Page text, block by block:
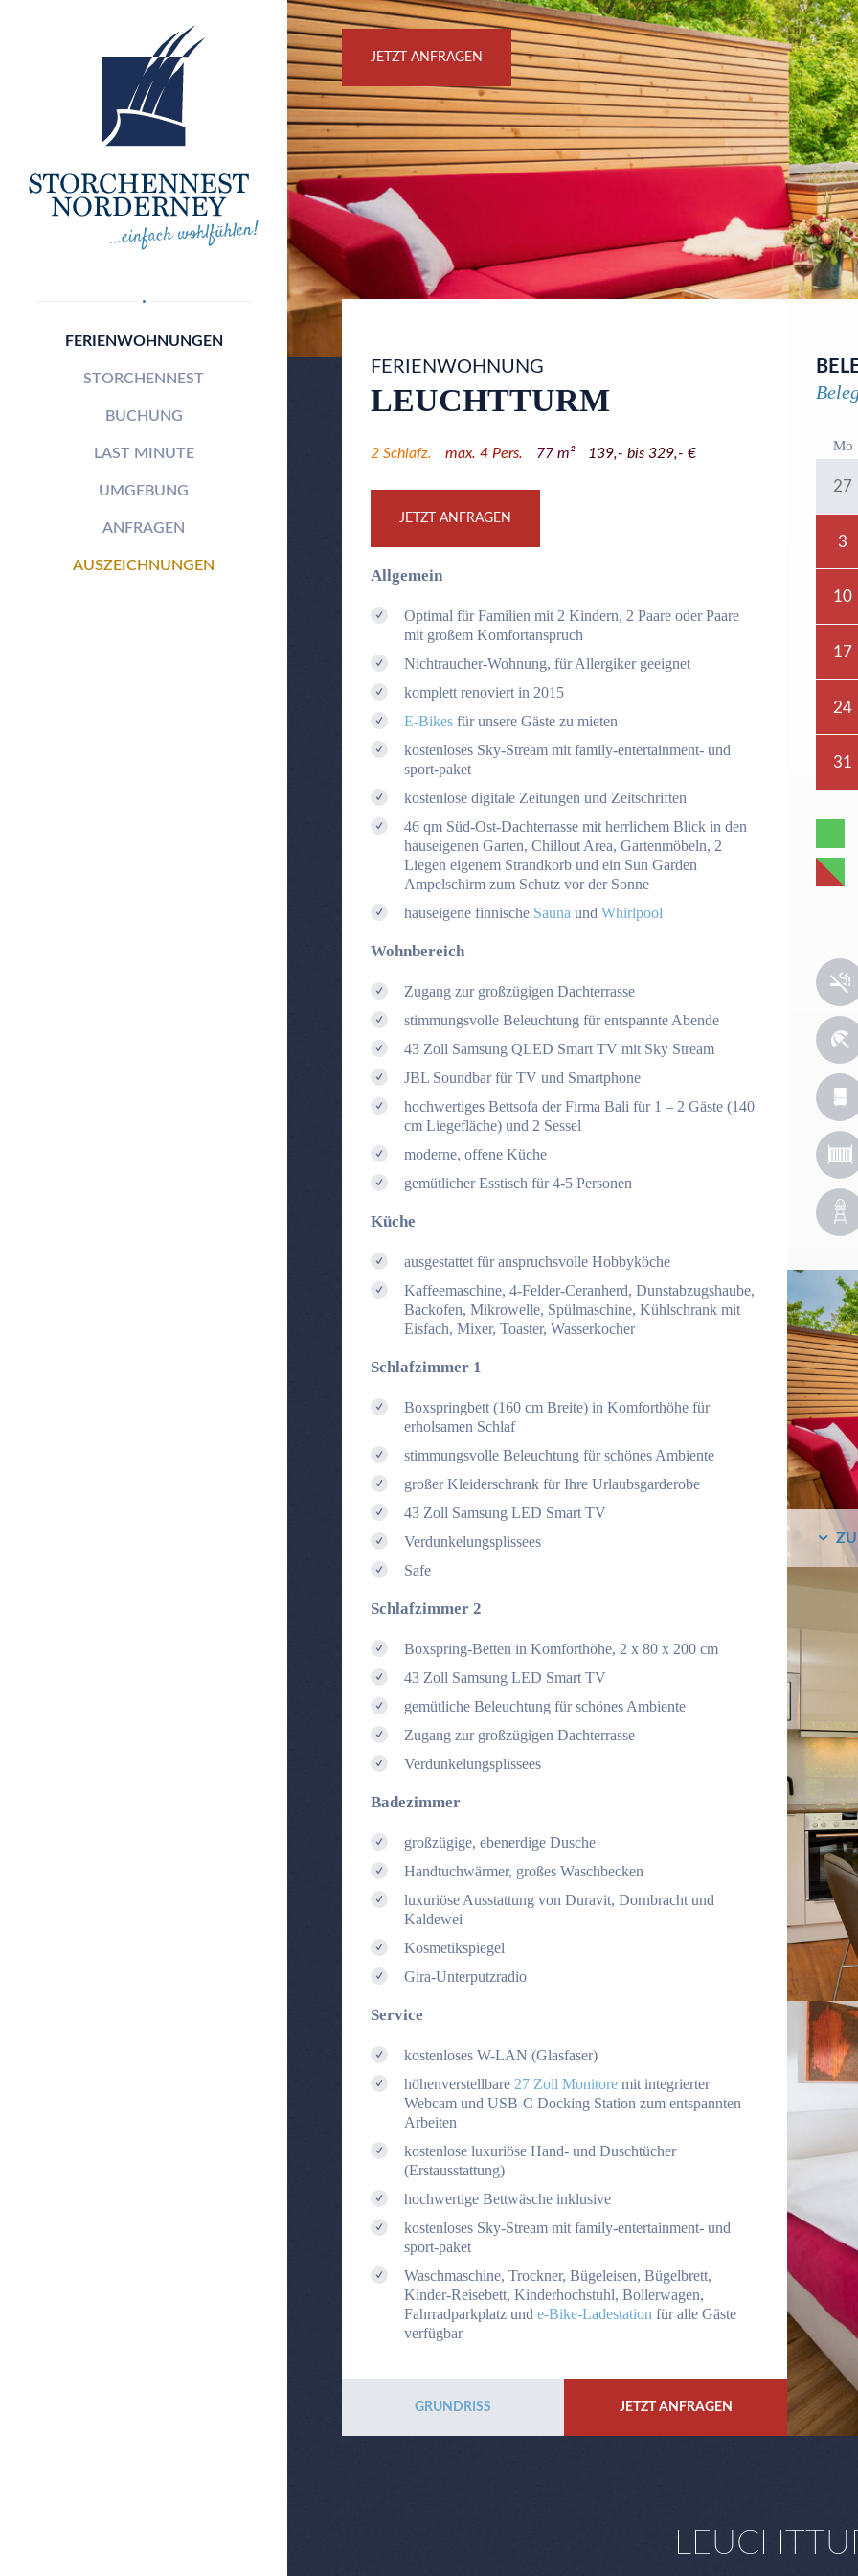
FERIENWOHNUNGEN
STORCHENNEST
BUCHUNG
LAST MINUTE
UMGEBUNG
ANFRAGEN
AUSZEICHNUNGEN
JETZT ANFRAGEN
FERIENWOHNUNG
LEUCHTTURM
2Schlafz. max. 4Pers. 77m² 139,- bis 329,- €
JETZT ANFRAGEN
Allgemein
Optimal für Familien mit 2 Kindern, 2 Paare oder Paare
mit großem Komfortanspruch
Nichtraucher-Wohnung, für Allergiker geeignet
komplett renoviert in 2015
E-Bikesfür unsere Gäste zu mieten
kostenloses Sky-Stream mit family-entertainment- und
sport-paket
kostenlose digitale Zeitungen und Zeitschriften
46 qm Süd-Ost-Dachterrasse mit herrlichem Blick in den
hauseigenen Garten, Chillout Area, Gartenmöbeln, 2
Liegen eigenem Strandkorb und ein Sun Garden
Ampelschirm zum Schutz vor der Sonne
hauseigene finnische Sauna und Whirlpool
Wohnbereich
Zugang zur großzügigen Dachterrasse
stimmungsvolle Beleuchtung für entspannte Abende
43 Zoll Samsung QLED Smart TV mit Sky Stream
JBL Soundbar für TV und Smartphone
hochwertiges Bettsofa der Firma Bali für 1 – 2 Gäste (140
cm Liegefläche) und 2 Sessel
moderne, offene Küche
gemütlicher Esstisch für 4-5 Personen
Küche
ausgestattet für anspruchsvolle Hobbyköche
Kaffeemaschine, 4-Felder-Ceranherd, Dunstabzugshaube,
Backofen, Mikrowelle, Spülmaschine, Kühlschrank mit
Eisfach, Mixer, Toaster, Wasserkocher
Schlafzimmer 1
Boxspringbett (160 cm Breite) in Komforthöhe für
erholsamen Schlaf
stimmungsvolle Beleuchtung für schönes Ambiente
großer Kleiderschrank für Ihre Urlaubsgarderobe
43 Zoll Samsung LED Smart TV
Verdunkelungsplissees
Safe
Schlafzimmer 2
Boxspring-Betten in Komforthöhe, 2 x 80 x 200 cm
43 Zoll Samsung LED Smart TV
gemütliche Beleuchtung für schönes Ambiente
Zugang zur großzügigen Dachterrasse
Verdunkelungsplissees
Badezimmer
großzügige, ebenerdige Dusche
Handtuchwärmer, großes Waschbecken
luxuriöse Ausstattung von Duravit, Dornbracht und
Kaldewei
Kosmetikspiegel
Gira-Unterputzradio
Service
kostenloses W-LAN (Glasfaser)
höhenverstellbare 27 Zoll Monitoremit integrierter
Webcam und USB-C Docking Station zum entspannten
Arbeiten
kostenlose luxuriöse Hand- und Duschtücher
(Erstausstattung)
hochwertige Bettwäsche inklusive
kostenloses Sky-Stream mit family-entertainment- und
sport-paket
Waschmaschine, Trockner, Bügeleisen, Bügelbrett,
Kinder-Reisebett, Kinderhochstuhl, Bollerwagen,
Fahrradparkplatz und e-Bike-Ladestation für alle Gäste
verfügbar
GRUNDRISS JETZT ANFRAGEN
Mo
27
3
10
17
24
31